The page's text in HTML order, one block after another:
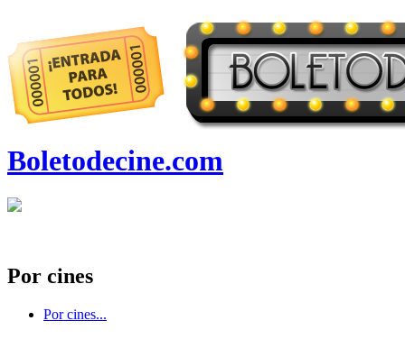
Boletodecine.com
Por cines
Por cines...